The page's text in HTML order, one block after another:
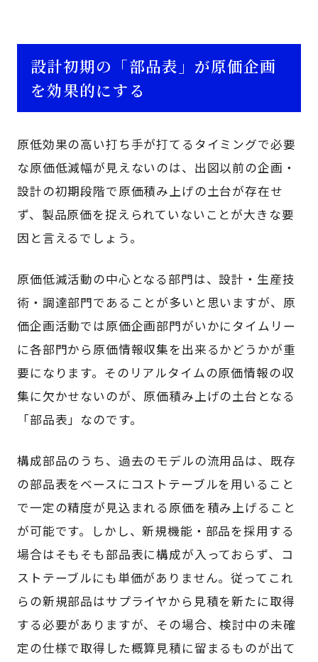
設計初期の「部品表」が原価企画
を効果的にする
原低効果の高い打ち手が打てるタイミングで必要
な原価低減幅が見えないのは、出図以前の企画・
設計の初期段階で原価積み上げの土台が存在せ
ず、製品原価を捉えられていないことが大きな要
因と言えるでしょう。
原価低減活動の中心となる部門は、設計・生産技
術・調達部門であることが多いと思いますが、原
価企画活動では原価企画部門がいかにタイムリー
に各部門から原価情報収集を出来るかどうかが重
要になります。そのリアルタイムの原価情報の収
集に欠かせないのが、原価積み上げの土台となる
「部品表」なのです。
構成部品のうち、過去のモデルの流用品は、既存
の部品表をベースにコストテーブルを用いること
で一定の精度が見込まれる原価を積み上げること
が可能です。しかし、新規機能・部品を採用する
場合はそもそも部品表に構成が入っておらず、コ
ストテーブルにも単価がありません。従ってこれ
らの新規部品はサプライヤから見積を新たに取得
する必要がありますが、その場合、検討中の未確
定の仕様で取得した概算見積に留まるものが出て